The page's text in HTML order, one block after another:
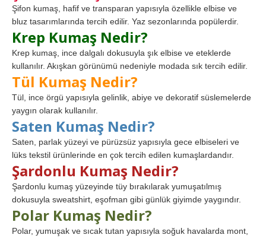
Şifon kumaş, hafif ve transparan yapısıyla özellikle elbise ve
bluz tasarımlarında tercih edilir. Yaz sezonlarında popülerdir.
Krep Kumaş Nedir?
Krep kumaş, ince dalgalı dokusuyla şık elbise ve eteklerde
kullanılır. Akışkan görünümü nedeniyle modada sık tercih edilir.
Tül Kumaş Nedir?
Tül, ince örgü yapısıyla gelinlik, abiye ve dekoratif süslemelerde
yaygın olarak kullanılır.
Saten Kumaş Nedir?
Saten, parlak yüzeyi ve pürüzsüz yapısıyla gece elbiseleri ve
lüks tekstil ürünlerinde en çok tercih edilen kumaşlardandır.
Şardonlu Kumaş Nedir?
Şardonlu kumaş yüzeyinde tüy bırakılarak yumuşatılmış
dokusuyla sweatshirt, eşofman gibi günlük giyimde yaygındır.
Polar Kumaş Nedir?
Polar, yumuşak ve sıcak tutan yapısıyla soğuk havalarda mont,